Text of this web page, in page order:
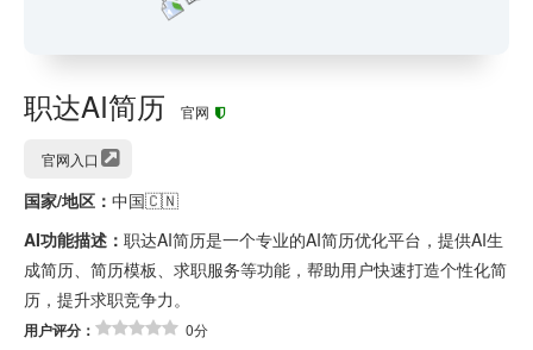
职达AI简历 官网
官网入口
国家/地区： 中国🇨🇳
AI功能描述： 职达AI简历是一个专业的AI简历优化平台，提供AI生
成简历、简历模板、求职服务等功能，帮助用户快速打造个性化简
历，提升求职竞争力。
用户评分： 0分